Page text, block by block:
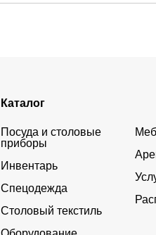
Каталог
Посуда и столовые
приборы
Инвентарь
Спецодежда
Столовый текстиль